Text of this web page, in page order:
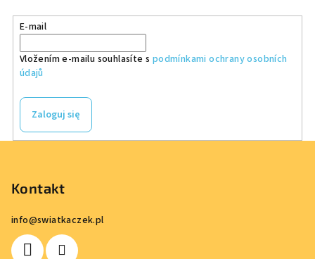
E-mail
Vložením e-mailu souhlasíte s podmínkami ochrany osobních
údajů
Zaloguj się
Kontakt
info@swiatkaczek.pl